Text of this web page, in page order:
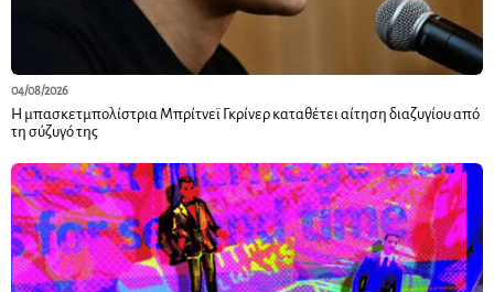
04/08/2026
Η μπασκετμπολίστρια Μπρίτνεϊ Γκρίνερ καταθέτει αίτηση διαζυγίου από
τη σύζυγό της